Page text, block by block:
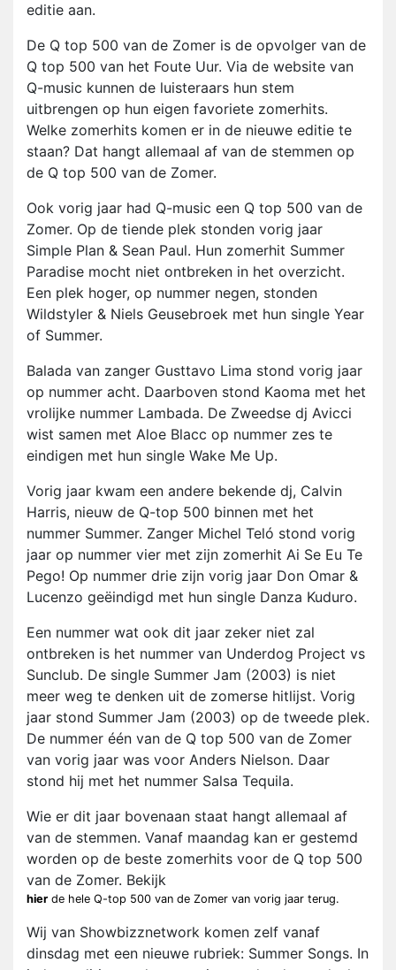
editie aan.
De Q top 500 van de Zomer is de opvolger van de
Q top 500 van het Foute Uur. Via de website van
Q-music kunnen de luisteraars hun stem
uitbrengen op hun eigen favoriete zomerhits.
Welke zomerhits komen er in de nieuwe editie te
staan? Dat hangt allemaal af van de stemmen op
de Q top 500 van de Zomer.
Ook vorig jaar had Q-music een Q top 500 van de
Zomer. Op de tiende plek stonden vorig jaar
Simple Plan & Sean Paul. Hun zomerhit Summer
Paradise mocht niet ontbreken in het overzicht.
Een plek hoger, op nummer negen, stonden
Wildstyler & Niels Geusebroek met hun single Year
of Summer.
Balada van zanger Gusttavo Lima stond vorig jaar
op nummer acht. Daarboven stond Kaoma met het
vrolijke nummer Lambada. De Zweedse dj Avicci
wist samen met Aloe Blacc op nummer zes te
eindigen met hun single Wake Me Up.
Vorig jaar kwam een andere bekende dj, Calvin
Harris, nieuw de Q-top 500 binnen met het
nummer Summer. Zanger Michel Teló stond vorig
jaar op nummer vier met zijn zomerhit Ai Se Eu Te
Pego! Op nummer drie zijn vorig jaar Don Omar &
Lucenzo geëindigd met hun single Danza Kuduro.
Een nummer wat ook dit jaar zeker niet zal
ontbreken is het nummer van Underdog Project vs
Sunclub. De single Summer Jam (2003) is niet
meer weg te denken uit de zomerse hitlijst. Vorig
jaar stond Summer Jam (2003) op de tweede plek.
De nummer één van de Q top 500 van de Zomer
van vorig jaar was voor Anders Nielson. Daar
stond hij met het nummer Salsa Tequila.
Wie er dit jaar bovenaan staat hangt allemaal af
van de stemmen. Vanaf maandag kan er gestemd
worden op de beste zomerhits voor de Q top 500
van de Zomer. Bekijk
hier de hele Q-top 500 van de Zomer van vorig jaar terug.
Wij van Showbizznetwork komen zelf vanaf
dinsdag met een nieuwe rubriek: Summer Songs. In